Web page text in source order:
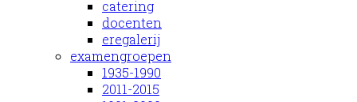
catering
docenten
eregalerij
examengroepen
1935-1990
2011-2015